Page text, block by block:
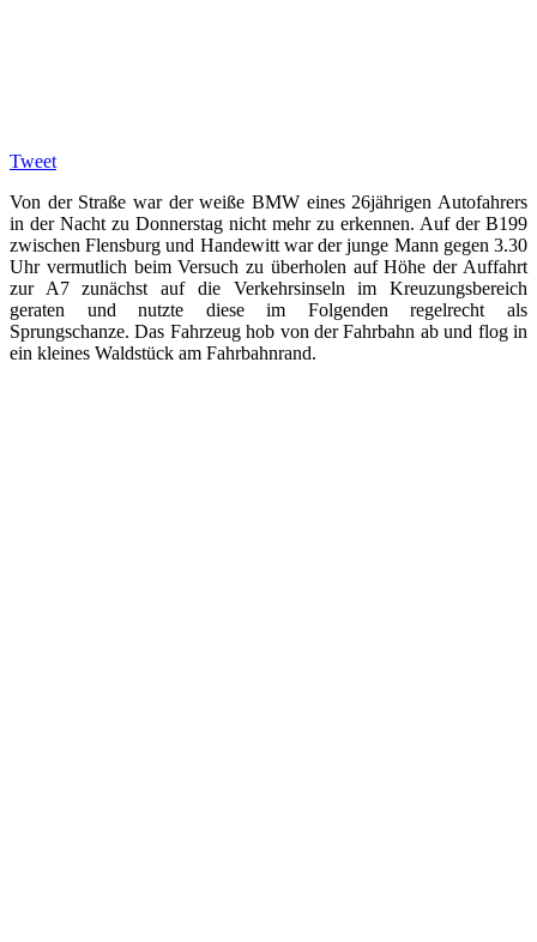
Tweet
Von der Straße war der weiße BMW eines 26jährigen Autofahrers
in der Nacht zu Donnerstag nicht mehr zu erkennen. Auf der B199
zwischen Flensburg und Handewitt war der junge Mann gegen 3.30
Uhr vermutlich beim Versuch zu überholen auf Höhe der Auffahrt
zur A7 zunächst auf die Verkehrsinseln im Kreuzungsbereich
geraten und nutzte diese im Folgenden regelrecht als
Sprungschanze. Das Fahrzeug hob von der Fahrbahn ab und flog in
ein kleines Waldstück am Fahrbahnrand.